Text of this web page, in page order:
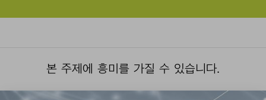
본 주제에 흥미를 가질 수 있습니다.